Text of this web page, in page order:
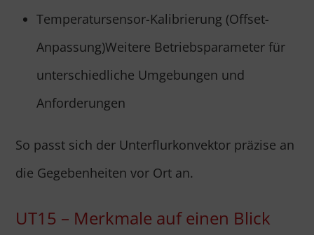
Temperatursensor-Kalibrierung (Offset-
Anpassung)Weitere Betriebsparameter für
unterschiedliche Umgebungen und
Anforderungen
So passt sich der Unterflurkonvektor präzise an
die Gegebenheiten vor Ort an.
UT15 – Merkmale auf einen Blick